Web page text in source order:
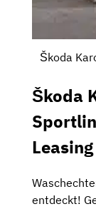
Škoda
Škoda
entdeckt!